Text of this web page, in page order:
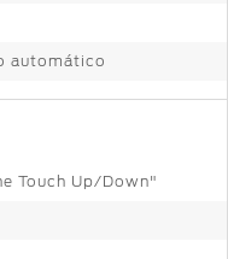
automático
Touch Up/Down"